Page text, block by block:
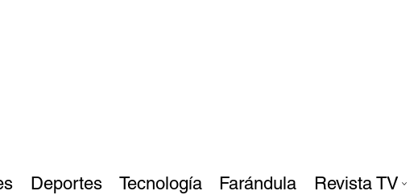
Deportes Tecnología Farándula Revista TV